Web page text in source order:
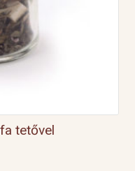
tetővel